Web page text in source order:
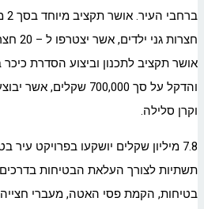
חצרות
אושר תקציב לתכנון וביצוע הסדרת
והדקל על סך 700,000
וקרן סלילה.
7.8 מיליון שקלים יושקעו בפרויקט
תשתיות לצורך העלאת הבטיחות
בטיחות, הקמת פסי האטה, מעברי חצייה